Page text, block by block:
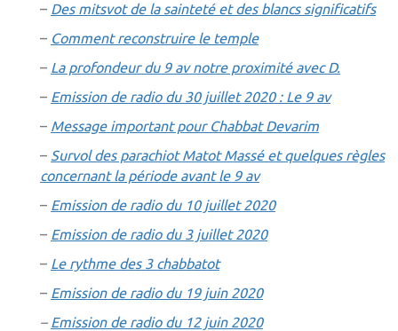
– Des mitsvot de la sainteté et des blancs significatifs
– Comment reconstruire le temple
– La profondeur du 9 av notre proximité avec D.
– Emission de radio du 30 juillet 2020 : Le 9 av
– Message important pour Chabbat Devarim
– Survol des parachiot Matot Massé et quelques règles
concernant la période avant le 9 av
– Emission de radio du 10 juillet 2020
– Emission de radio du 3 juillet 2020
– Le rythme des 3 chabbatot
– Emission de radio du 19 juin 2020
– Emission de radio du 12 juin 2020